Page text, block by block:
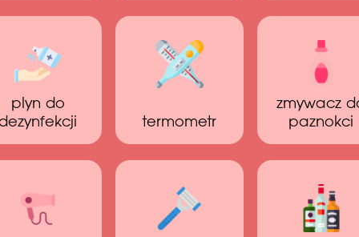
plyn do
termometr
zmywacz
paznokci